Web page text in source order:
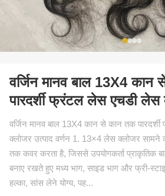
वर्जिन मानव बाल 13X4
पारदर्शी फ्रंटल लेस एचडी लेस
वर्जिन मानव बाल 13X4 कान से कान तक
क्लोजर उत्पाद वर्णन 1. 13×4 लेस क्लोजर सामने
तक कवर करता है, जिससे उपयोगकर्ता प्राकृतिक
बनाए रखते हुए मध्य भाग, साइड भाग और फ्री-
हल्का, सांस लेने योग्य, पह...